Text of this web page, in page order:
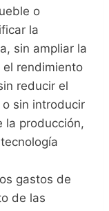
o
la
sin ampliar la
rendimiento
reducir el
sin introducir
la producción,
gastos de
de las